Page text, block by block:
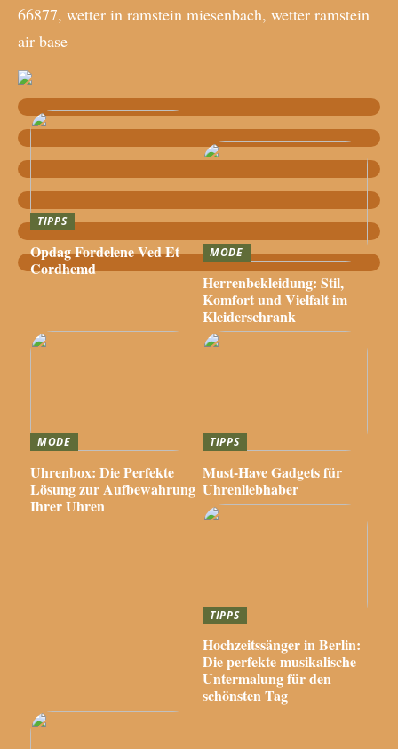
66877, wetter in ramstein miesenbach, wetter ramstein
air base
TIPPS
Opdag Fordelene Ved Et
Cordhemd
MODE
Herrenbekleidung: Stil,
Komfort und Vielfalt im
Kleiderschrank
MODE
Uhrenbox: Die Perfekte
Lösung zur Aufbewahrung
Ihrer Uhren
TIPPS
Must-Have Gadgets für
Uhrenliebhaber
TIPPS
Hochzeitssänger in Berlin:
Die perfekte musikalische
Untermalung für den
schönsten Tag